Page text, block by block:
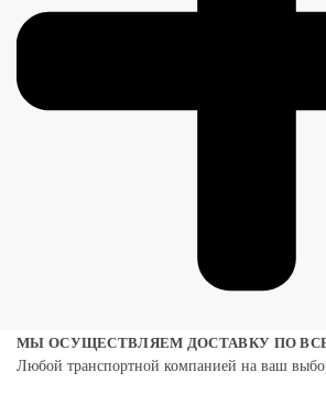
МЫ ОСУЩЕСТВЛЯЕМ ДОСТАВКУ ПО
Любой транспортной компанией на ваш